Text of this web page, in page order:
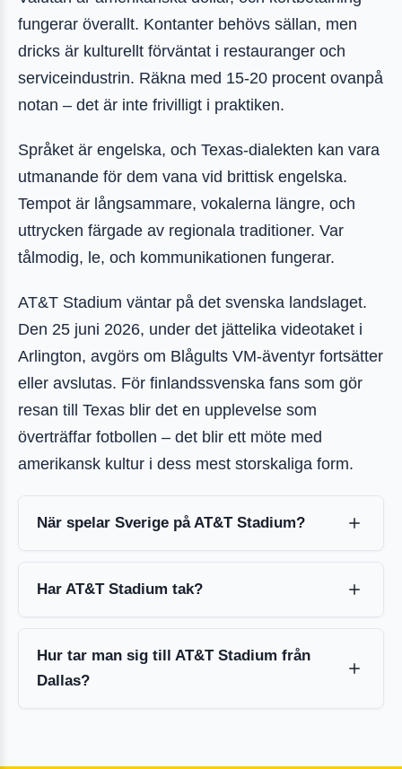
fungerar överallt. Kontanter behövs sällan, men
dricks är kulturellt förväntat i restauranger och
serviceindustrin. Räkna med 15-20 procent ovanpå
notan – det är inte frivilligt i praktiken.
Språket är engelska, och Texas-dialekten kan vara
utmanande för dem vana vid brittisk engelska.
Tempot är långsammare, vokalerna längre, och
uttrycken färgade av regionala traditioner. Var
tålmodig, le, och kommunikationen fungerar.
AT&T Stadium väntar på det svenska landslaget.
Den 25 juni 2026, under det jättelika videotaket i
Arlington, avgörs om Blågults VM-äventyr fortsätter
eller avslutas. För finlandssvenska fans som gör
resan till Texas blir det en upplevelse som
överträffar fotbollen – det blir ett möte med
amerikansk kultur i dess mest storskaliga form.
När spelar Sverige på AT&T Stadium?
Har AT&T Stadium tak?
Hur tar man sig till AT&T Stadium från
Dallas?